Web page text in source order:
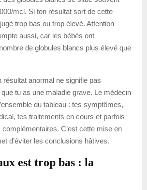
mcl. Si ton résultat sort de cette
trop bas ou trop élevé. Attention
aussi, car les bébés ont
de globules blancs plus élevé que
résultat anormal ne signifie pas
tu as une maladie grave. Le médecin
du tableau : tes symptômes,
tes traitements en cours et parfois
complémentaires. C’est cette mise en
d’éviter les conclusions hâtives.
est trop bas : la